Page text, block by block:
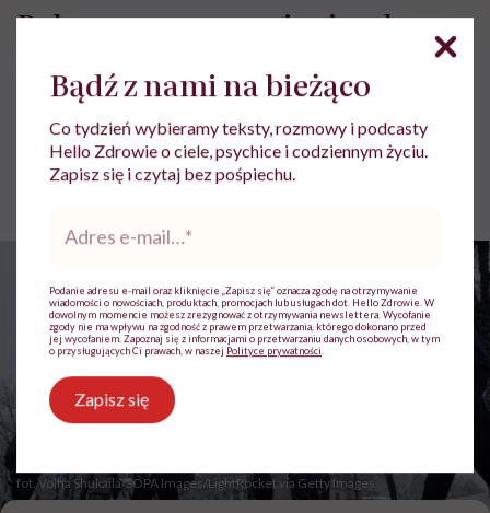
Polacy są zanurzeni w języku
przemocy. „Takie mamy wzorce,
tak zostaliśmy wychowani”
Ewa Adamska-Cieśla
Opublikowano: 12.02.2026 10:03
fot. Volha Shukaila/SOPA Images/LightRocket via Getty Images
Bądź z nami na bieżąco
Co tydzień wybieramy teksty, rozmowy i podcasty
Hello Zdrowie o ciele, psychice i codziennym życiu.
Zapisz się i czytaj bez pośpiechu.
mail*
Podanie adresu e-mail oraz kliknięcie „Zapisz się” oznacza zgodę na otrzymywanie
wiadomości o nowościach, produktach, promocjach lub usługach dot. Hello Zdrowie. W
dowolnym momencie możesz zrezygnować z otrzymywania newslettera. Wycofanie
zgody nie ma wpływu na zgodność z prawem przetwarzania, którego dokonano przed
jej wycofaniem. Zapoznaj się z informacjami o przetwarzaniu danych osobowych, w tym
o przysługujących Ci prawach, w naszej Polityce prywatności
Zapisz się